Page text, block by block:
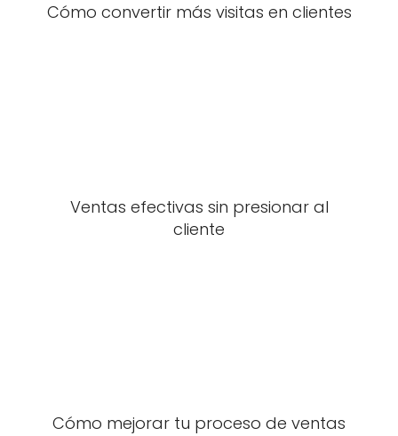
Cómo convertir más visitas en clientes
Ventas efectivas sin presionar al
cliente
Cómo mejorar tu proceso de ventas